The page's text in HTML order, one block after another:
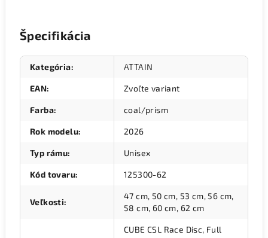
Špecifikácia
Kategória: ATTAIN
EAN: Zvoľte variant
Farba: coal/prism
Rok modelu: 2026
Typ rámu: Unisex
Kód tovaru: 125300-62
Veľkosti:
47 cm, 50 cm, 53 cm, 56 cm,
58 cm, 60 cm, 62 cm
CUBE CSL Race Disc, Full